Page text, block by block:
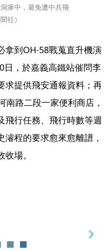
庫中，避免遭中共飛
社）
拿到OH-58戰蒐直升機演
，於嘉義高鐵站催問李
求提供飛安通報資料；再
南路二段一家便利商店，
飛行任務、飛行時數等週
濬程的要求愈來愈離譜，
場。